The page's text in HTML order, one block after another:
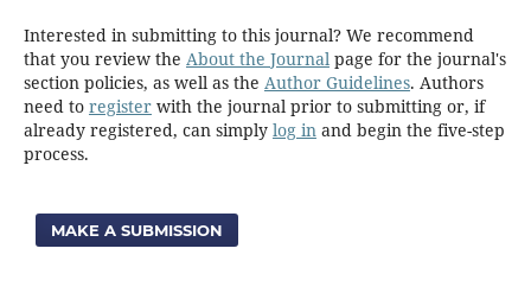
Interested in submitting to this journal? We recommend
that you review the About the Journalpage for the journal's
section policies, as well as the Author Guidelines. Authors
need to registerwith the journal prior to submitting or, if
already registered, can simply log inand begin the five-step
process.
MAKE A SUBMISSION